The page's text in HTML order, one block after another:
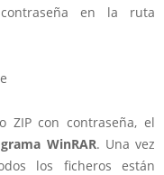
en la ruta
ZIP con contraseña, el
WinRAR. Una vez
los ficheros están